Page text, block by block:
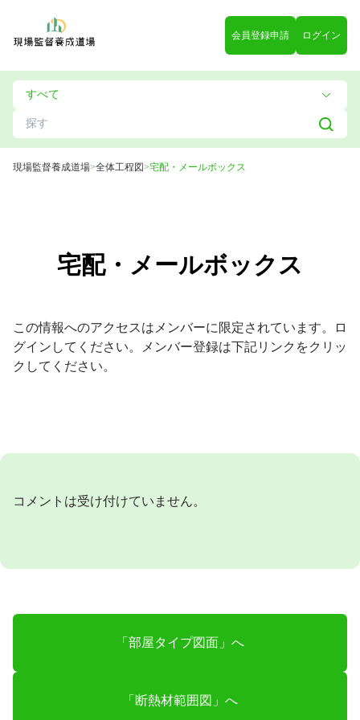
会員登録申請 ログイン
現場監督養成道場>全体工程図>宅配・メールボックス
宅配・メールボックス
この情報へのアクセスはメンバーに限定されています。ロ
グインしてください。メンバー登録は下記リンクをクリッ
クしてください。
コメントは受け付けていません。
「部屋タイプ図面」へ
「断熱材範囲図」へ